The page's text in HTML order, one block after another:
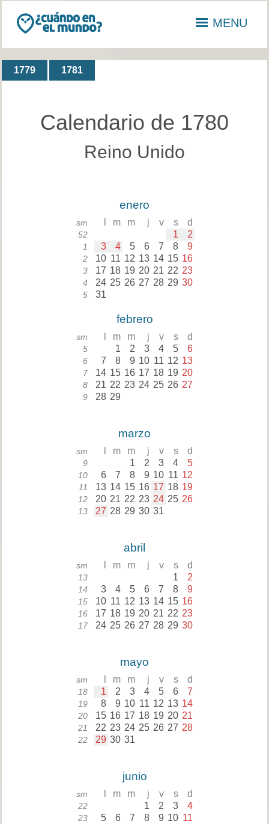
MENU
1779 1781
Calendario de 1780
Reino Unido
enero
sm m m j v s d
52 1 2
1 3 4 5 6 7 8 9
2 10 11 12 13 14 15 16
3 17 18 19 20 21 22 23
4 24 25 26 27 28 29 30
5 31
febrero
sm m m j v s d
5 1 2 3 4 5 6
6 7 8 9 10 11 12 13
7 14 15 16 17 18 19 20
8 21 22 23 24 25 26 27
9 28 29
marzo
sm m m j v s d
9 1 2 3 4 5
10 6 7 8 9 10 11 12
11 13 14 15 16 17 18 19
12 20 21 22 23 24 25 26
13 27 28 29 30 31
abril
sm m m j v s d
13 1 2
14 3 4 5 6 7 8 9
15 10 11 12 13 14 15 16
16 17 18 19 20 21 22 23
17 24 25 26 27 28 29 30
mayo
sm m m j v s d
18 1 2 3 4 5 6 7
19 8 9 10 11 12 13 14
20 15 16 17 18 19 20 21
21 22 23 24 25 26 27 28
22 29 30 31
junio
sm m m j v s d
22 1 2 3 4
23 5 6 7 8 9 10 11